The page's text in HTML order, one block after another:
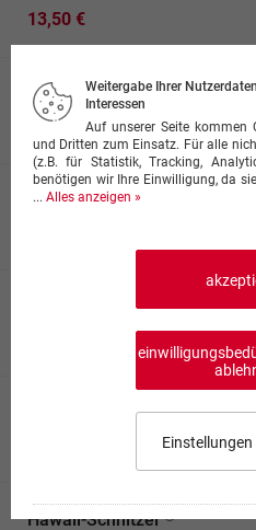
13,50 €
Schnitzel mit Paprikasauce
13,50 €
Rahmschnitzel
Zwiebelschnitzel
Schnitzel mit Paprika &
Hawaii-Schnitzel
Weitergabe Ihrer
Interessen
Auf unserer Seite kommen
und Dritten zum Einsatz. Für alle
(z.B. für Statistik, Tracking,
benötigen wir Ihre Einwilligung, da
... Alles anzeigen »